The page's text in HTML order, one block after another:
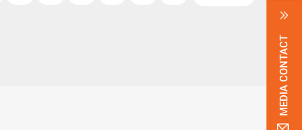
MEDIA CONTACT